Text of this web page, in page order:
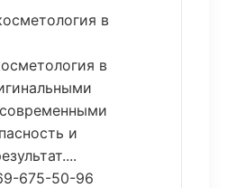
в
в
и
675-50-96